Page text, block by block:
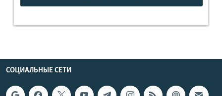
СОЦИАЛЬНЫЕ СЕТИ